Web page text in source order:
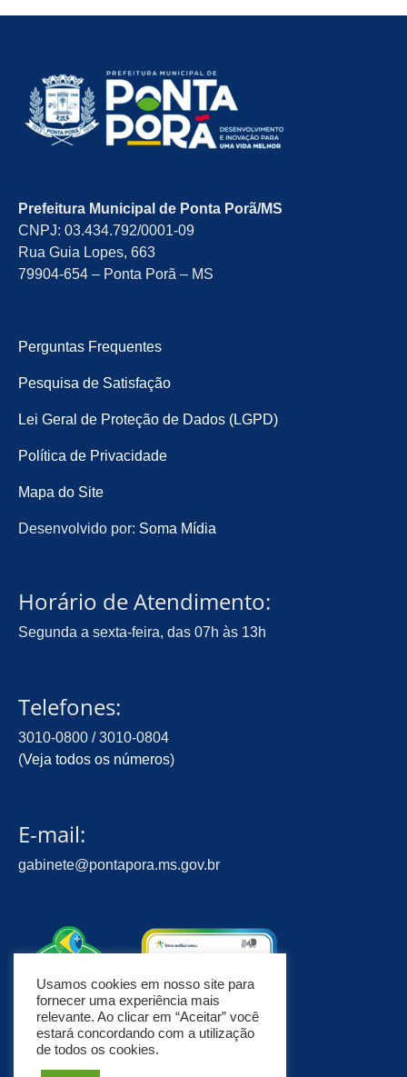
Prefeitura Municipal de Ponta Porã/MS
CNPJ: 03.434.792/0001-09
Rua Guia Lopes, 663
79904-654 – Ponta Porã – MS
Perguntas Frequentes
Pesquisa de Satisfação
Lei Geral de Proteção de Dados (LGPD)
Política de Privacidade
Mapa do Site
Desenvolvido por: Soma Mídia
Horário de Atendimento:
Segunda a sexta-feira, das 07h às 13h
Telefones:
3010-0800 / 3010-0804
(Veja todos os números)
E-mail:
gabinete@pontapora.ms.gov.br
Usamos cookies em nosso site para
fornecer uma experiência mais
relevante. Ao clicar em “Aceitar” você
estará concordando com a utilização
de todos os cookies.